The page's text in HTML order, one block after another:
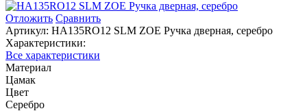
Отложить Сравнить
Артикул: HA135RO12 SLM ZOE Ручка дверная, серебро
Характеристики:
Все характеристики
Материал
Цамак
Цвет
Серебро